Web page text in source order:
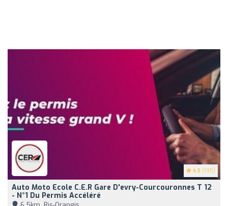
4.5 (195)
Auto Moto Ecole C.e.r Gare D'evry-Courcouronnes T 12
- N°1 Du Permis Accéléré